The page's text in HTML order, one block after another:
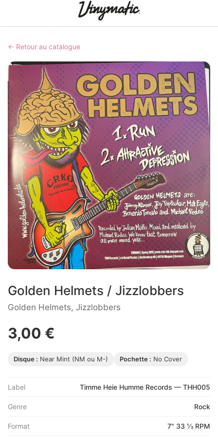
← Retour au catalogue
Golden Helmets / Jizzlobbers
Golden Helmets, Jizzlobbers
3,00 €
Disque : Near Mint (NM ou M-) Pochette : No Cover
Label Timme Heie Humme Records — THH005
Genre Rock
Format 7" 33 ⅓ RPM